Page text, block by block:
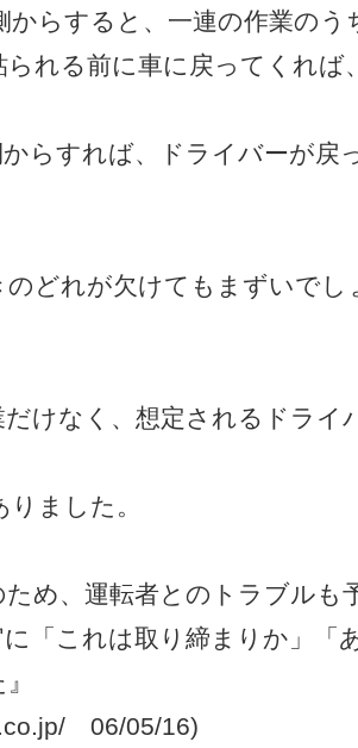
からすると、一連の作業の
れる前に車に戻ってくれば
らすれば、ドライバーが戻
のどれが欠けてもまずいで
けなく、想定されるドライ
ました。
ため、運転者とのトラブル
「これは取り締まりか」「
06/05/16)